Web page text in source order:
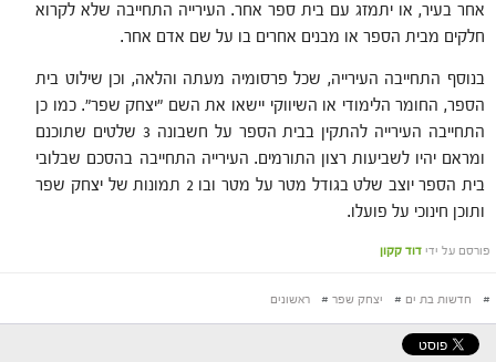
אחר בעיר, או יתמזג עם בית ספר אחר. העירייה התחייבה שלא לקרוא
חלקים מבית הספר או מבנים אחרים בו על שם אדם אחר.
בנוסף התחייבה העירייה, שכל פרסומיה מעתה והלאה, וכן שילוט בית
הספר, החומר הלימודי או השיווקי יישאו את השם "יצחק שפר". כמו כן
התחייבה העירייה להתקין בבית הספר על חשבונה 3 שלטים שתוכנם
ומראם יהיו לשביעות רצון התורמים. העירייה התחייבה בהסכם שבלובי
בית הספר יוצב שלט בגודל מטר על מטר ובו 2 תמונות של יצחק שפר
ותוכן חינוכי על פועלו.
פורסם על ידי דוד קקון
# חדשות בת ים # יצחק שפר # ראשונים